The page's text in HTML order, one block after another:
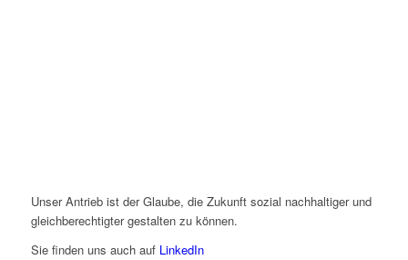
Unser Antrieb ist der Glaube, die Zukunft sozial nachhaltiger und
gleichberechtigter gestalten zu können.
Sie finden uns auch aufLinkedIn